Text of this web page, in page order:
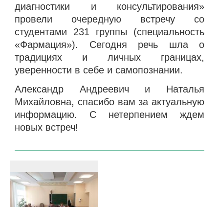
диагностики и консультирования»
провели очередную встречу со
студентами 231 группы (специальность
«Фармация»). Сегодня речь шла о
традициях и личных границах,
уверенности в себе и самопознании.
Александр Андреевич и Наталья
Михайловна, спасибо вам за актуальную
информацию. С нетерпением ждем
новых встреч!